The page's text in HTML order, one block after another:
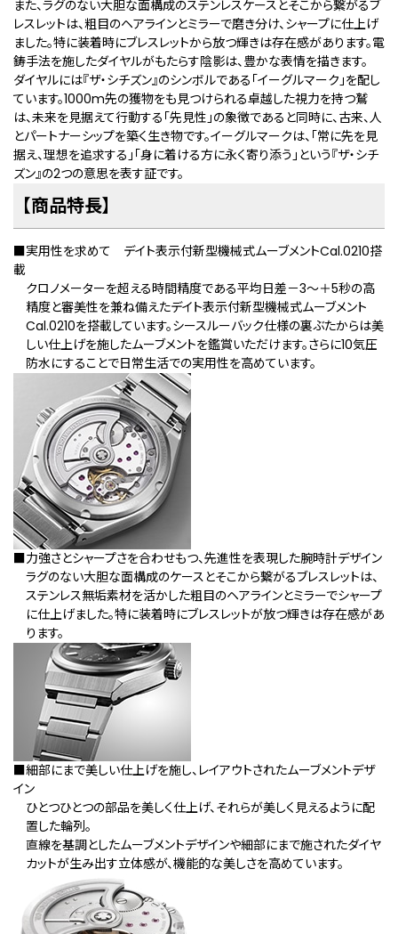
また、ラグのない大胆な面構成のステンレスケースとそこから繋がるブ
レスレットは、粗目のヘアラインとミラーで磨き分け、シャープに仕上げ
ました。特に装着時にブレスレットから放つ輝きは存在感があります。電
鋳手法を施したダイヤルがもたらす陰影は、豊かな表情を描きます。
ダイヤルには『ザ・シチズン』のシンボルである「イーグルマーク」を配し
ています。1000m先の獲物をも見つけられる卓越した視力を持つ鷲
は、未来を見据えて行動する「先見性」の象徴であると同時に、古来、人
とパートナーシップを築く生き物です。イーグルマークは、「常に先を見
据え、理想を追求する」「身に着ける方に永く寄り添う」という『ザ・シチ
ズン』の2つの意思を表す証です。
【商品特長】
■実用性を求めて デイト表示付新型機械式ムーブメントCal.0210搭
載
クロノメーターを超える時間精度である平均日差－3～＋5秒の高
精度と審美性を兼ね備えたデイト表示付新型機械式ムーブメント
Cal.0210を搭載しています。シースルーバック仕様の裏ぶたからは美
しい仕上げを施したムーブメントを鑑賞いただけます。さらに10気圧
防水にすることで日常生活での実用性を高めています。
■力強さとシャープさを合わせもつ、先進性を表現した腕時計デザイン
ラグのない大胆な面構成のケースとそこから繋がるブレスレットは、
ステンレス無垢素材を活かした粗目のヘアラインとミラーでシャープ
に仕上げました。特に装着時にブレスレットが放つ輝きは存在感があ
ります。
■細部にまで美しい仕上げを施し、レイアウトされたムーブメントデザ
イン
ひとつひとつの部品を美しく仕上げ、それらが美しく見えるように配
置した輪列。
直線を基調としたムーブメントデザインや細部にまで施されたダイヤ
カットが生み出す立体感が、機能的な美しさを高めています。